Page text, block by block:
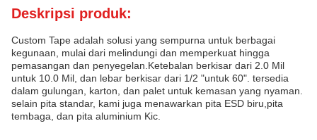
Deskripsi produk:
Custom Tape adalah solusi yang sempurna untuk berbagai
kegunaan, mulai dari melindungi dan memperkuat hingga
pemasangan dan penyegelan.Ketebalan berkisar dari 2.0 Mil
untuk 10.0 Mil, dan lebar berkisar dari 1/2 "untuk 60". tersedia
dalam gulungan, karton, dan palet untuk kemasan yang nyaman.
selain pita standar, kami juga menawarkan pita ESD biru,pita
tembaga, dan pita aluminium Kic.